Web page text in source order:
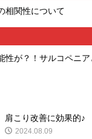
相関性について
性が？！サルコペニア
肩こり改善に効果的♪
2024.08.09